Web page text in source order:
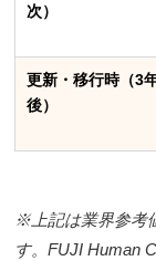
次）
更新・移行時（3
後）
※上記は業界参考
す。FUJI Human